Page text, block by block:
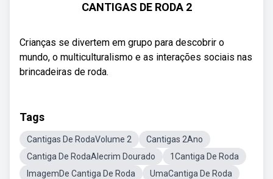
CANTIGAS DE RODA 2
Crianças se divertem em grupo para descobrir o
mundo, o multiculturalismo e as interações sociais nas
brincadeiras de roda.
Tags
Cantigas De RodaVolume 2
Cantigas 2Ano
Cantiga De RodaAlecrim Dourado
1Cantiga De Roda
ImagemDe Cantiga De Roda
UmaCantiga De Roda